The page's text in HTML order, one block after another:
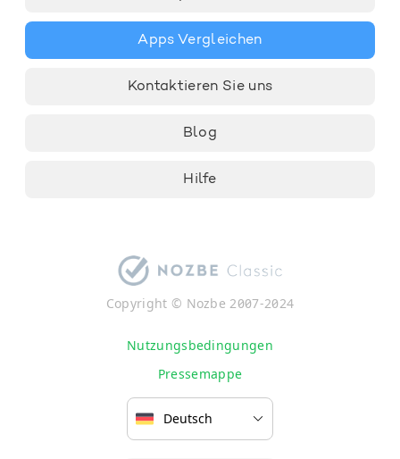
Apps Vergleichen
Kontaktieren Sie uns
Blog
Hilfe
Copyright © Nozbe 2007-2024
Nutzungsbedingungen
Pressemappe